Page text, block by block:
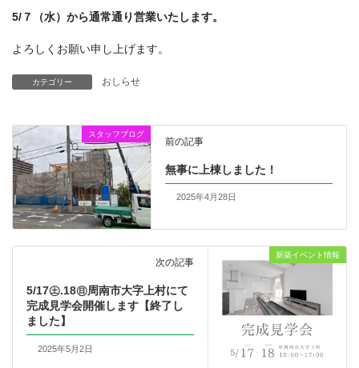
5/７（水）から通常通り営業いたします。
よろしくお願い申し上げます。
カテゴリー おしらせ
スタッフブログ
前の記事
無事に上棟しました！
2025年4月28日
新築イベント情報
次の記事
5/17㊏.18㊐周南市大字上村にて
完成見学会開催します【終了し
ました】
2025年5月2日